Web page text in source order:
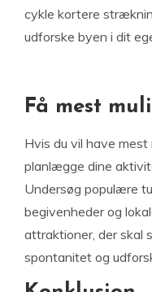
cykle kortere
udforske byen i dit
Få mest
Hvis du vil have mest
planlægge dine
Undersøg populære
begivenheder og
attraktioner, der skal
spontanitet og